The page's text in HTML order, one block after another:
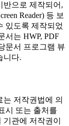
반으로 제작되어,
Reader) 등 보
있도록 제작되었
서는 HWP, PDF
문서 프로그램 뷰
니다.
저작권법에 의
시 또는 출처를
관에 저작권이